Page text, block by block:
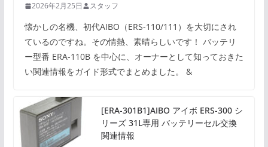
2026年2月25日 スタッフ
懐かしの名機、初代AIBO（ERS-110/111）を大切にされ
ているのですね。その情熱、素晴らしいです！ バッテリ
ー型番 ERA-110B を中心に、オーナーとして知っておきた
い関連情報をガイド形式でまとめました。 &
[ERA-301B1]AIBO アイボ ERS-300 シ
リーズ 31L専用 バッテリーセル交換
関連情報